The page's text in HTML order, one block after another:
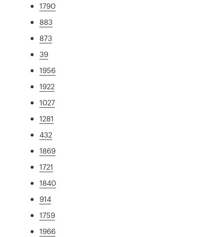
1790
883
873
39
1956
1922
1027
1281
432
1869
1721
1840
914
1759
1966